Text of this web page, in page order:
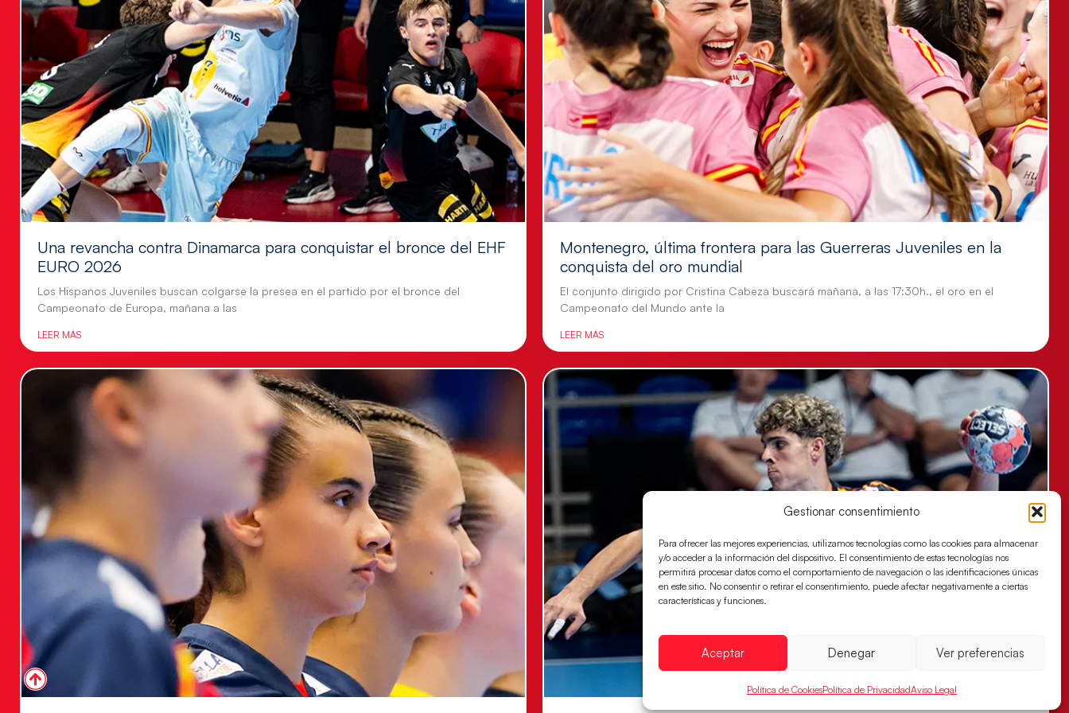
Gestionar consentimiento
Para ofrecer las mejores experiencias, utilizamos tecnologías como las cookies para almacenar
y/o acceder a la información del dispositivo. El consentimiento de estas tecnologías nos
permitirá procesar datos como el comportamiento de navegación o las identificaciones únicas
en este sitio. No consentir o retirar el consentimiento, puede afectar negativamente a ciertas
características y funciones.
Aceptar Denegar Ver preferencias
Política de CookiesPolítica de PrivacidadAviso Legal
Una revancha contra Dinamarca para conquistar el bronce del EHF
EURO 2026
Los Hispanos Juveniles buscan colgarse la presea en el partido por el bronce del
Campeonato de Europa, mañana a las
LEER MÁS
Montenegro, última frontera para las Guerreras Juveniles en la
conquista del oro mundial
El conjunto dirigido por Cristina Cabeza buscará mañana, a las 17:30h., el oro en el
Campeonato del Mundo ante la
LEER MÁS